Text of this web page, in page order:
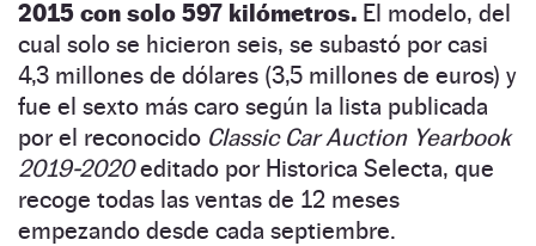
2015 con solo 597 kilómetros. El modelo, del
cual solo se hicieron seis, se subastó por casi
4,3 millones de dólares (3,5 millones de euros) y
fue el sexto más caro según la lista publicada
por el reconocido Classic Car Auction Yearbook
2019-2020editado por Historica Selecta, que
recoge todas las ventas de 12 meses
empezando desde cada septiembre.